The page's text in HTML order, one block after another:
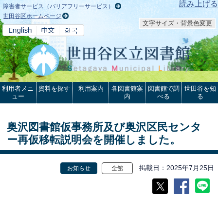
本文へ 読み上げる
障害者サービス（バリアフリーサービス）
世田谷区ホームページ
文字サイズ・背景色変更
利用者メニ
ュー
資料を探す 利用案内
各図書館案
内
図書館で調
べる
世田谷を知
る
奥沢図書館仮事務所及び奥沢区民センタ
ー再仮移転説明会を開催しました。
お知らせ 全館 掲載日 2025年7月25日